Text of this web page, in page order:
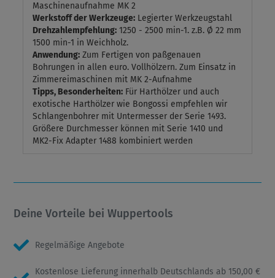
Maschinenaufnahme MK 2
Werkstoff der Werkzeuge: Legierter Werkzeugstahl
Drehzahlempfehlung: 1250 - 2500 min-1. z.B. Ø 22 mm
1500 min-1 in Weichholz.
Anwendung: Zum Fertigen von paßgenauen
Bohrungen in allen euro. Vollhölzern. Zum Einsatz in
Zimmereimaschinen mit MK 2-Aufnahme
Tipps, Besonderheiten: Für Harthölzer und auch
exotische Harthölzer wie Bongossi empfehlen wir
Schlangenbohrer mit Untermesser der Serie 1493.
Größere Durchmesser können mit Serie 1410 und
MK2-Fix Adapter 1488 kombiniert werden
Deine Vorteile bei Wuppertools
Regelmäßige Angebote
Kostenlose Lieferung innerhalb Deutschlands ab 150,00 €